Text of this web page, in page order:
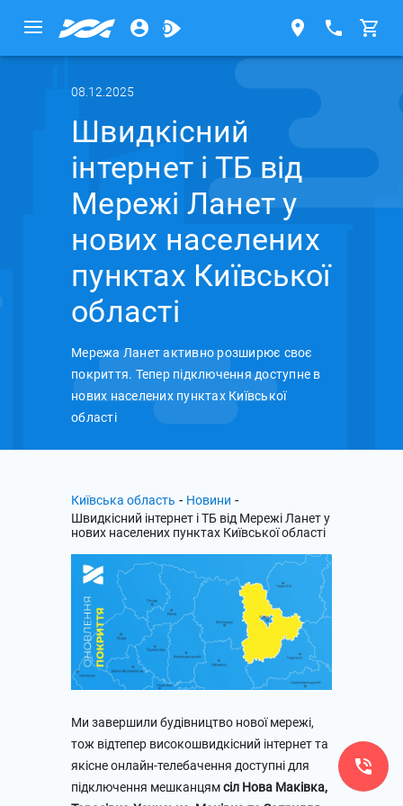
08.12.2025
Швидкісний
інтернет і ТБ від
Мережі Ланет у
нових населених
пунктах Київської
області
Мережа Ланет активно розширює своє
покриття. Тепер підключення доступне в
нових населених пунктах Київської
області
Київська область - Новини -
Швидкісний інтернет і ТБ від Мережі Ланет у
нових населених пунктах Київської області
Ми завершили будівництво нової мережі,
тож відтепер високошвидкісний інтернет та
якісне онлайн-телебачення доступні для
підключення мешканцямсіл Нова Маківка,